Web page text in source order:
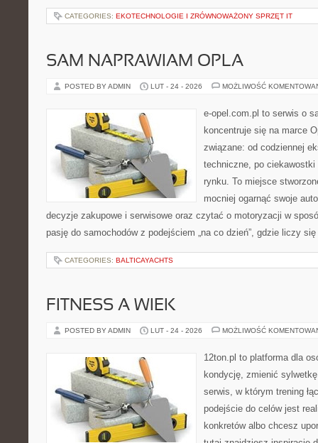
CATEGORIES: EKOTECHNOLOGIE I ZRÓWNOWAŻONY SPRZĘT IT
SAM NAPRAWIAM OPLA
POSTED BY ADMIN LUT - 24 - 2026 MOŻLIWOŚĆ
e-opel.com.pl to serwis o
koncentruje się na marce
związane: od codziennej
techniczne, po
rynku. To miejsce
mocniej ogarnąć swoje
decyzje zakupowe i serwisowe oraz czytać o motoryzacji w
pasję do samochodów z podejściem „na co dzień”, gdzie liczy
CATEGORIES: BALTICAYACHTS
FITNESS A WIEK
POSTED BY ADMIN LUT - 24 - 2026 MOŻLIWOŚĆ
12ton.pl to platforma dla
kondycję, zmienić
serwis, w którym trening
podejście do celów jest
konkretów albo chcesz